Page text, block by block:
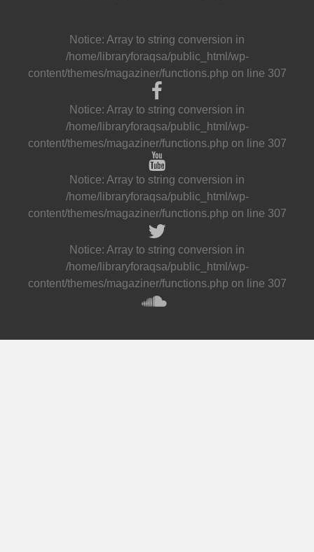
Notice: Array to string conversion in
/home/libraryforaqsa/public_html/wp-
content/themes/magaziner/functions.php on line 307
Notice: Array to string conversion in
/home/libraryforaqsa/public_html/wp-
content/themes/magaziner/functions.php on line 307
Notice: Array to string conversion in
/home/libraryforaqsa/public_html/wp-
content/themes/magaziner/functions.php on line 307
Notice: Array to string conversion in
/home/libraryforaqsa/public_html/wp-
content/themes/magaziner/functions.php on line 307